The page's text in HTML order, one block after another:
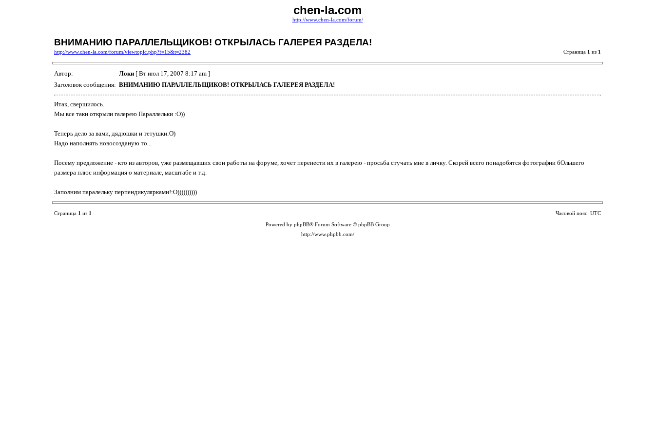
chen-la.com
http://www.chen-la.com/forum/
ВНИМАНИЮ ПАРАЛЛЕЛЬЩИКОВ! ОТКРЫЛАСЬ ГАЛЕРЕЯ РАЗДЕЛА!
http://www.chen-la.com/forum/viewtopic.php?f=15&t=2382 Страница 1 из 1
Автор: Локи [ Вт июл 17, 2007 8:17 am ]
Заголовок сообщения: ВНИМАНИЮ ПАРАЛЛЕЛЬЩИКОВ! ОТКРЫЛАСЬ ГАЛЕРЕЯ РАЗДЕЛА!
Итак, свершилось.
Мы все таки открыли галерею Параллельки :О))
Теперь дело за вами, дядюшки и тетушки:О)
Надо наполнять новосозданую то...
Посему предложение - кто из авторов, уже размещавших свои работы на форуме, хочет перенести их в галерею - просьба стучать мне в личку. Скорей всего понадобятся фотографии бОльшего
размера плюс информация о материале, масштабе и т.д.
Заполним паралельку перпендикулярками!:О))))))))))
Страница 1 из 1 Часовой пояс: UTC
Powered by phpBB® Forum Software © phpBB Group
http://www.phpbb.com/